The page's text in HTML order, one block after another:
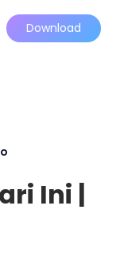
Download
Ini |